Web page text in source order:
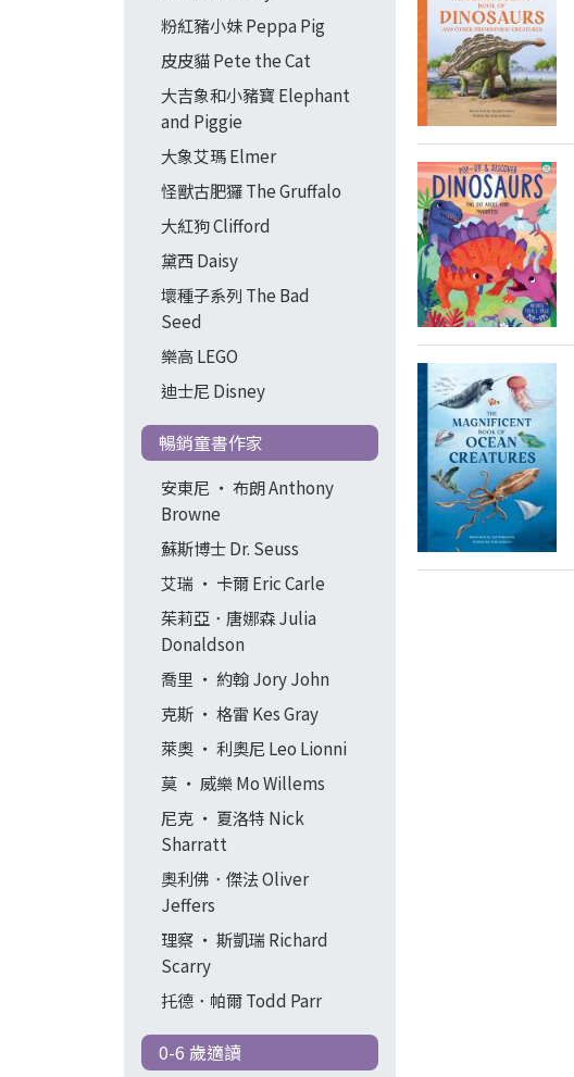
粉紅豬小妹 Peppa Pig
皮皮貓 Pete the Cat
大吉象和小豬寶 Elephant
and Piggie
大象艾瑪 Elmer
怪獸古肥玀 The Gruffalo
大紅狗 Clifford
黛西 Daisy
壞種子系列 The Bad
Seed
樂高 LEGO
迪士尼 Disney
暢銷童書作家
安東尼 ‧ 布朗 Anthony
Browne
蘇斯博士 Dr. Seuss
艾瑞 ‧ 卡爾 Eric Carle
茱莉亞．唐娜森 Julia
Donaldson
喬里 ‧ 約翰 Jory John
克斯 ‧ 格雷 Kes Gray
萊奧 ‧ 利奧尼 Leo Lionni
莫 ‧ 威樂 Mo Willems
尼克 ‧ 夏洛特 Nick
Sharratt
奧利佛．傑法 Oliver
Jeffers
理察 ‧ 斯凱瑞 Richard
Scarry
托德．帕爾 Todd Parr
0-6 歲適讀